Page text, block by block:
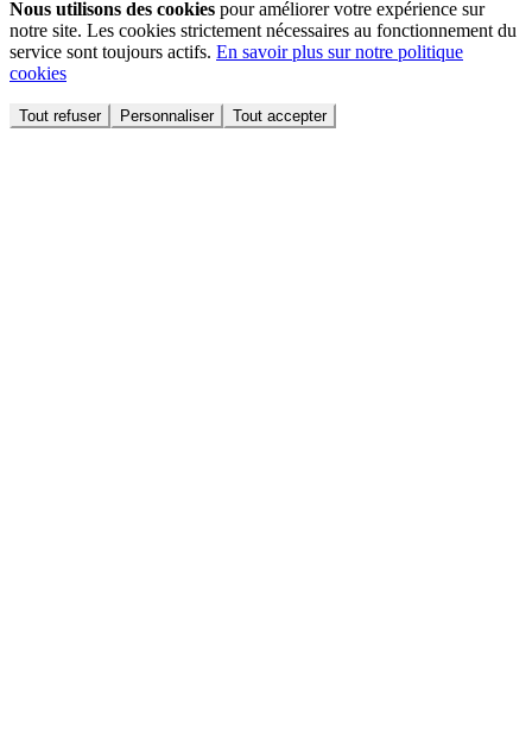
Nous utilisons des cookies pour améliorer votre expérience sur
notre site. Les cookies strictement nécessaires au fonctionnement du
service sont toujours actifs. En savoir plus sur notre politique
cookies
Tout refuser Personnaliser Tout accepter